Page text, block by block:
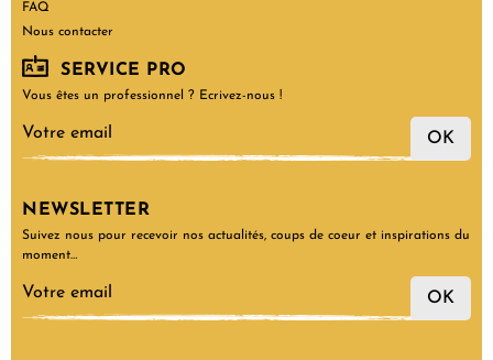
FAQ
Nous contacter
SERVICE PRO
Vous êtes un professionnel ? Ecrivez-nous !
OK
NEWSLETTER
Suivez nous pour recevoir nos actualités, coups de coeur et inspirations du
moment…
OK